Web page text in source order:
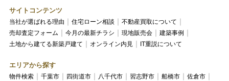
サイトコンテンツ
当社が選ばれる理由 住宅ローン相談
不動産買取について
売却査定フォーム
今月の最新チラシ 現地販売会
建築事例
土地から建てる新築戸建て
オンライン内見 IT重説について
エリアから探す
物件検索 千葉市 四街道市 八千代市 習志野市 船橋市
佐倉市